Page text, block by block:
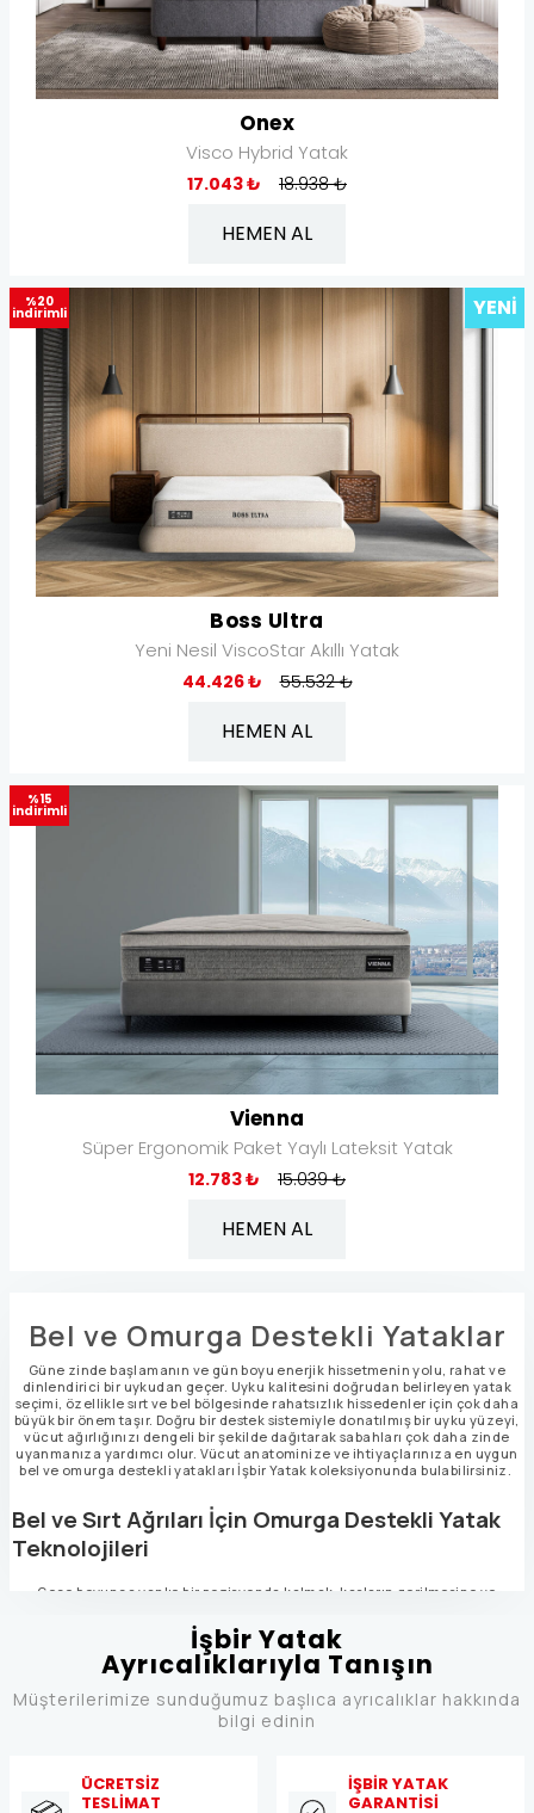
Onex
Visco Hybrid Yatak
17.043 ₺ 18.938 ₺
HEMEN AL
YENI
%20
indirimli
Boss Ultra
Yeni Nesil ViscoStar Akıllı Yatak
44.426 ₺ 55.532 ₺
HEMEN AL
%15
indirimli
Vienna
Süper Ergonomik Paket Yaylı Lateksit Yatak
12.783 ₺ 15.039 ₺
HEMEN AL
Bel ve Omurga Destekli Yataklar
Güne zinde başlamanın ve gün boyu enerjik hissetmenin yolu, rahat ve
dinlendirici bir uykudan geçer. Uyku kalitesini doğrudan belirleyen yatak
seçimi, özellikle sırt ve bel bölgesinde rahatsızlık hissedenler için çok daha
büyük bir önem taşır. Doğru bir destek sistemiyle donatılmış bir uyku yüzeyi,
vücut ağırlığınızı dengeli bir şekilde dağıtarak sabahları çok daha zinde
uyanmanıza yardımcı olur. Vücut anatominize ve ihtiyaçlarınıza en uygun
bel ve omurga destekli yatakları İşbir Yatak koleksiyonunda bulabilirsiniz.
Bel ve Sırt Ağrıları İçin Omurga Destekli Yatak
Teknolojileri
Gece boyunca yanlış bir pozisyonda kalmak, kasların gerilmesine ve
için geliştirilen omurga destekli yatak seçenekleri, vücudun doğal
kıvrımlarını korumayı amaçlar. Yatak üretiminde kullanılan gelişmiş yay
sistemleri ve özel dolgu malzemeleri, vücudun ağır bölgelerini
dengelerken hassas noktalara binen yükü azaltır. Bu özellik, yataktan
kaynaklanan uyku bölünmelerini azaltmaya ve derin uyku süresini
uzatmaya katkı sağlar.
yoğun fiziksel aktivitede bulunan kişilerin dinlenme ihtiyacını karşılamak
için yüzey sertliği ile esneklik arasındaki denge titizlikle ayarlanır. Bu
sayede vücut yatağa gömülmez ve kaslar gece boyunca daha etkili şekilde
İşbir Yatak
Ayrıcalıklarıyla Tanışın
Müşterilerimize sunduğumuz başlıca ayrıcalıklar hakkında
bilgi edinin
ÜCRETSİZ
TESLİMAT
İŞBİR YATAK
GARANTİSİ